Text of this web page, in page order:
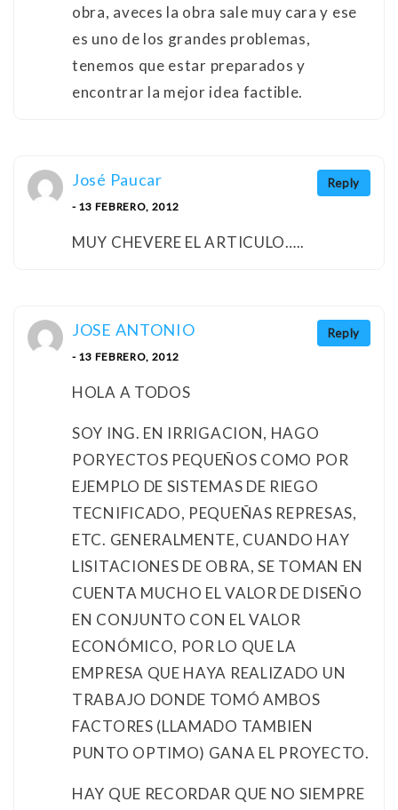
obra, aveces la obra sale muy cara y ese
es uno de los grandes problemas,
tenemos que estar preparados y
encontrar la mejor idea factible.
Reply
José Paucar
- 13 FEBRERO, 2012
MUY CHEVERE EL ARTICULO…..
Reply
JOSE ANTONIO
- 13 FEBRERO, 2012
HOLA A TODOS
SOY ING. EN IRRIGACION, HAGO
PORYECTOS PEQUEÑOS COMO POR
EJEMPLO DE SISTEMAS DE RIEGO
TECNIFICADO, PEQUEÑAS REPRESAS,
ETC. GENERALMENTE, CUANDO HAY
LISITACIONES DE OBRA, SE TOMAN EN
CUENTA MUCHO EL VALOR DE DISEÑO
EN CONJUNTO CON EL VALOR
ECONÓMICO, POR LO QUE LA
EMPRESA QUE HAYA REALIZADO UN
TRABAJO DONDE TOMÓ AMBOS
FACTORES (LLAMADO TAMBIEN
PUNTO OPTIMO) GANA EL PROYECTO.
HAY QUE RECORDAR QUE NO SIEMPRE